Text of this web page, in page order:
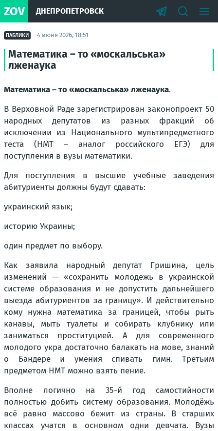
ZOV ДНЕПРОПЕТРОВСК
ПАБЛИКИ 4 июня 2026, 18:51
Математика – то «москальська»
лженаука
Математика – то «москальська» лженаука.
В Верховной Раде зарегистрирован законопроект 50
народных депутатов из разных фракций об
исключении из Национального мультипредметного
теста (НМТ – аналог российского ЕГЭ) для
поступления в вузы математики.
Для поступления в высшие учебные заведения
абитуриенты должны будут сдавать:
украинский язык;
историю Украины;
один предмет по выбору.
Как заявила народный депутат Гришина, цель
изменений — «сохранить молодежь в украинской
системе образования и не допустить дальнейшего
выезда абитуриентов за границу». И действительно
кому нужна математика за границей, чтобы рыть
канавы, мыть туалеты и собирать клубнику или
заниматься проституцией. А для современного
молодого укра достаточно балакать на мове, знаний
о Бандере и умения спивать гимн. Третьим
предметом НМТ можно взять пение.
Вполне логично на 35-й год самостийности
полностью добить систему образования. Молодёжь
всё равно массово бежит из страны. В старших
классах учатся в основном одни девчата. Вузы